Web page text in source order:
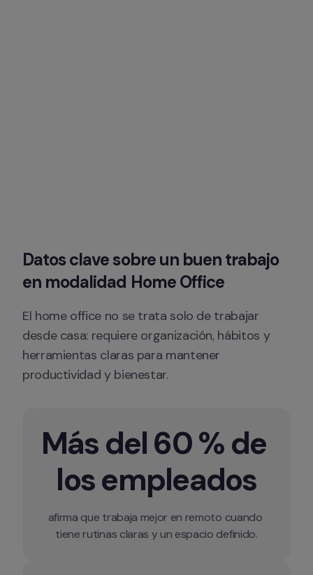
Datos clave sobre un buen trabajo
en modalidad Home Office
El home office no se trata solo de trabajar
desde casa: requiere organización, hábitos y
herramientas claras para mantener
productividad y bienestar.
Más del 60 % de
los empleados
afirma que trabaja mejor en remoto cuando
tiene rutinas claras y un espacio definido.